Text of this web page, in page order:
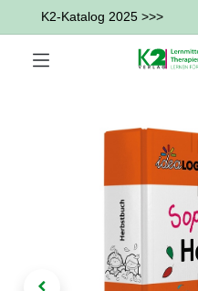
K2-Katalog 2025 >>>